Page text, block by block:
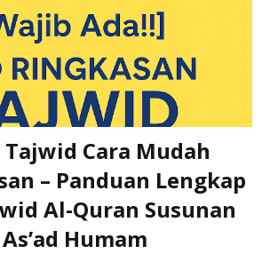
Cara Mudah
– Panduan Lengkap
Al-Quran Susunan
Humam